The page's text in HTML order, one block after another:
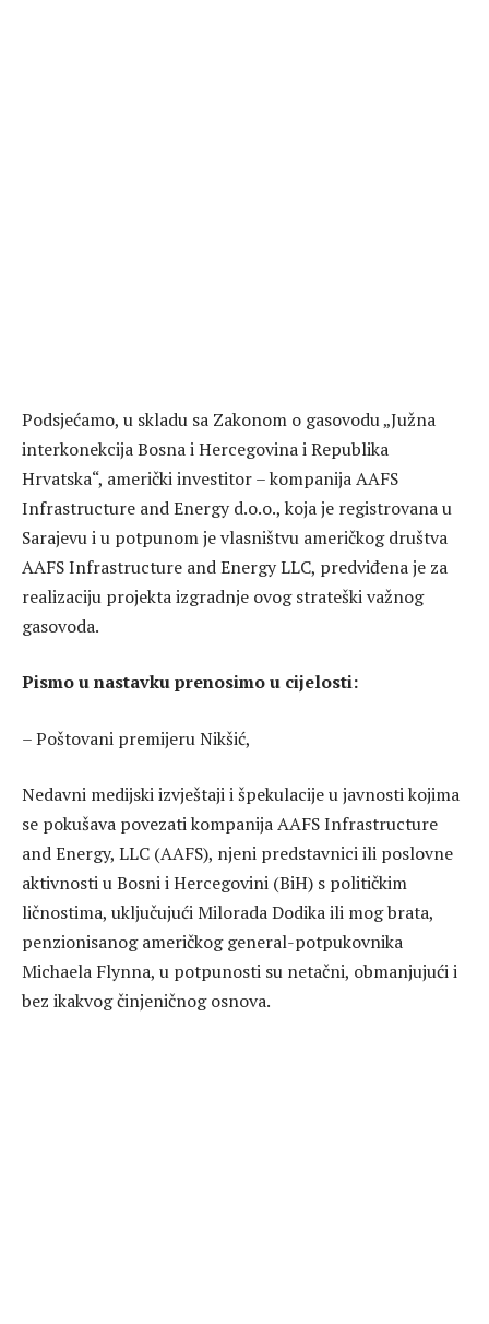
Podsjećamo, u skladu sa Zakonom o gasovodu „Južna
interkonekcija Bosna i Hercegovina i Republika
Hrvatska“, američki investitor – kompanija AAFS
Infrastructure and Energy d.o.o., koja je registrovana u
Sarajevu i u potpunom je vlasništvu američkog društva
AAFS Infrastructure and Energy LLC, predviđena je za
realizaciju projekta izgradnje ovog strateški važnog
gasovoda.
Pismo u nastavku prenosimo u cijelosti:
– Poštovani premijeru Nikšić,
Nedavni medijski izvještaji i špekulacije u javnosti kojima
se pokušava povezati kompanija AAFS Infrastructure
and Energy, LLC (AAFS), njeni predstavnici ili poslovne
aktivnosti u Bosni i Hercegovini (BiH) s političkim
ličnostima, uključujući Milorada Dodika ili mog brata,
penzionisanog američkog general-potpukovnika
Michaela Flynna, u potpunosti su netačni, obmanjujući i
bez ikakvog činjeničnog osnova.